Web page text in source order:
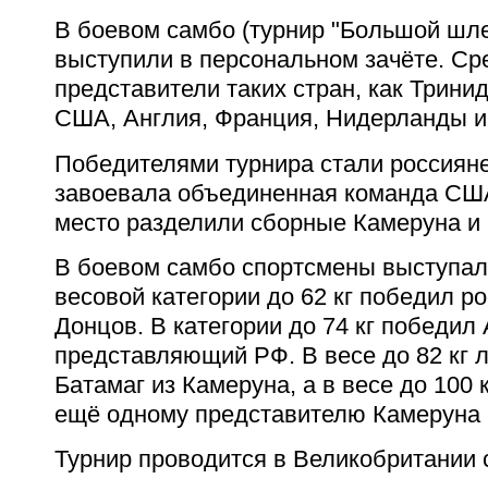
В боевом самбо (турнир "Большой
выступили в персональном зачёте.
представители таких стран, как
США, Англия, Франция, Нидерланды
Победителями турнира стали
завоевала объединенная команда
место разделили сборные Камеруна
В боевом самбо спортсмены
весовой категории до 62 кг победил
Донцов. В категории до 74 кг
представляющий РФ. В весе до 82 кг
Батамаг из Камеруна, а в весе до 100
ещё одному представителю
Турнир проводится в Великобритании